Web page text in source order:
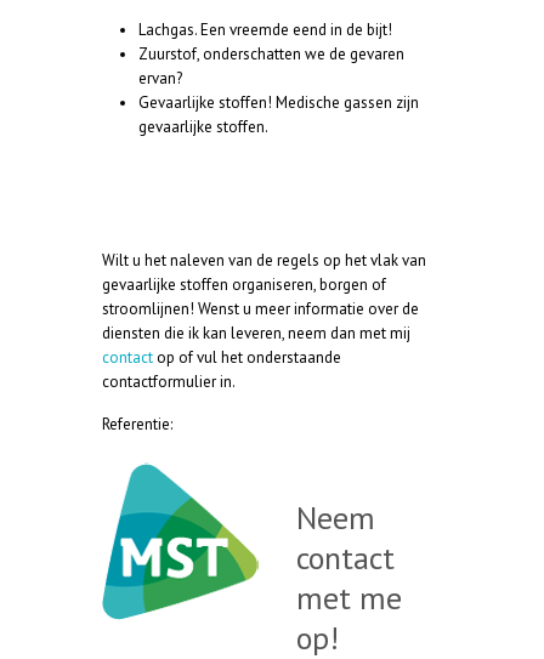
Lachgas. Een vreemde eend in de bijt!
Zuurstof, onderschatten we de gevaren
ervan?
Gevaarlijke stoffen! Medische gassen zijn
gevaarlijke stoffen.
Wilt u het naleven van de regels op het vlak van
gevaarlijke stoffen organiseren, borgen of
stroomlijnen! Wenst u meer informatie over de
diensten die ik kan leveren, neem dan met mij
contactop of vul het onderstaande
contactformulier in.
Referentie:
Neem
contact
met me
op!